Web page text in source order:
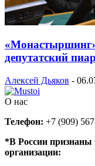
депутатский
Алексей Дьяков -
О нас
Телефон: +7 (909)
*В России признаны
организации: